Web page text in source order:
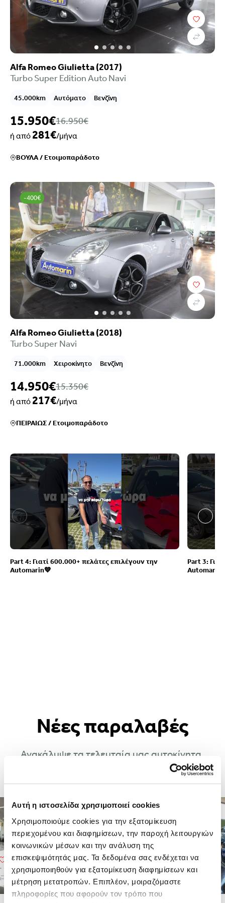
Αυτή η ιστοσελίδα χρησιμοποιεί cookies
Χρησιμοποιούμε cookies για την εξατομίκευση
περιεχομένου και διαφημίσεων, την παροχή λειτουργιών
κοινωνικών μέσων και την ανάλυση της
επισκεψιμότητάς μας. Τα δεδομένα σας ενδέχεται να
χρησιμοποιηθούν για εξατομίκευση διαφημίσεων και
μέτρηση μετατροπών. Επιπλέον, μοιραζόμαστε
πληροφορίες που αφορούν τον τρόπο που
Alfa Romeo Giulietta (2017)
Turbo Super Edition Auto Navi
45.000km Αυτόματο Βενζίνη
15.950€16.950€
ή από281€/μήνα
ΒΟΥΛΑ/Ετοιμοπαράδοτο
-400€
Alfa Romeo Giulietta (2018)
Turbo Super Navi
71.000km Χειροκίνητο Βενζίνη
14.950€15.350€
ή από217€/μήνα
ΠΕΙΡΑΙΩΣ/Ετοιμοπαράδοτο
Part 4: Γιατί 600.000+ πελάτες επιλέγουν την
Automarin💙
Part 3:
Νέες παραλαβές
Ανακάλυψε τα τελευταία μας αυτοκίνητα.
Ίσως βρεις το επόμενο δικό σου!